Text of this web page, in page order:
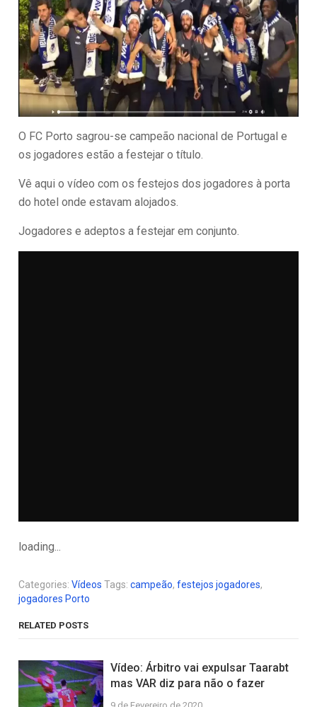
O FC Porto sagrou-se campeão nacional de Portugal e
os jogadores estão a festejar o título.
Vê aqui o vídeo com os festejos dos jogadores à porta
do hotel onde estavam alojados.
Jogadores e adeptos a festejar em conjunto.
loading...
Categories:Vídeos Tags:campeão,festejos jogadores,
jogadores Porto
RELATED POSTS
Vídeo: Árbitro vai expulsar Taarabt
mas VAR diz para não o fazer